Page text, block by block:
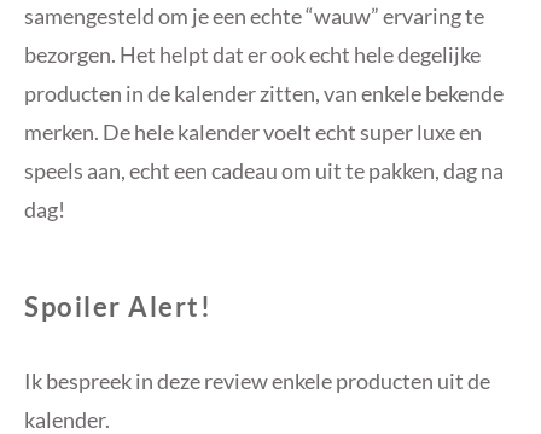
samengesteld om je een echte “wauw” ervaring te
bezorgen. Het helpt dat er ook echt hele degelijke
producten in de kalender zitten, van enkele bekende
merken. De hele kalender voelt echt super luxe en
speels aan, echt een cadeau om uit te pakken, dag na
dag!
Spoiler Alert!
Ik bespreek in deze review enkele producten uit de
kalender.